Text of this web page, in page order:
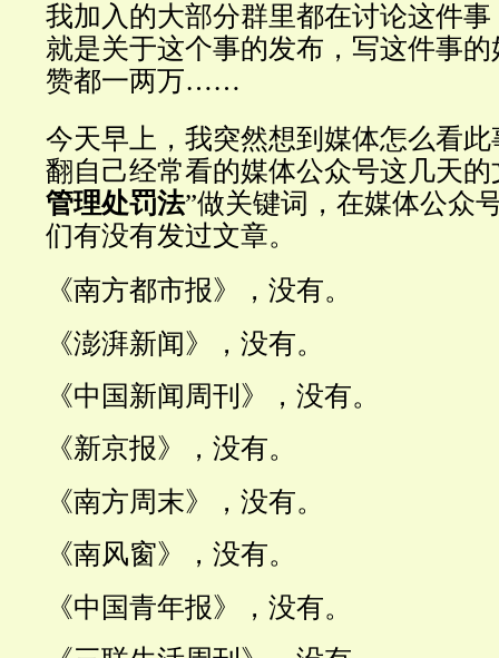
我加入的大部分群里都在讨论这件
就是关于这个事的发布，写这件事
赞都一两万……
今天早上，我突然想到媒体怎么看
翻自己经常看的媒体公众号这几天的
管理处罚法”做关键词，在媒体公众
们有没有发过文章。
《南方都市报》，没有。
《澎湃新闻》，没有。
《中国新闻周刊》，没有。
《新京报》，没有。
《南方周末》，没有。
《南风窗》，没有。
《中国青年报》，没有。